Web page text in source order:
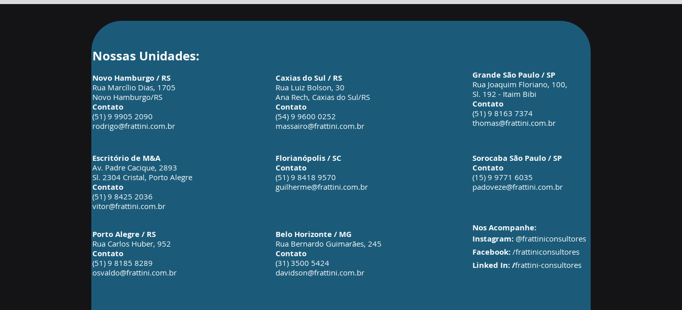
Nossas Unidades:
Novo Hamburgo / RS
Rua Marcílio Dias, 1705
Novo Hamburgo/RS
Contato
(51) 9 9905 2090
rodrigo@frattini.com.br
Escritório de M&A
Av. Padre Cacique, 2893
Sl. 2304 Cristal, Porto Alegre
Contato
(51) 9 8425 2036
vitor@frattini.com.br
Porto Alegre / RS
Rua Carlos Huber, 952
Contato
(51) 9 8185 8289
osvaldo@frattini.com.br
Caxias do Sul / RS
Rua Luiz Bolson, 30
Ana Rech, Caxias do Sul/RS
Contato
(54) 9 9600 0252
massairo@frattini.com.br
Florianópolis / SC
Contato
(51) 9 8418 9570
guilherme@frattini.com.br
Belo Horizonte / MG
Rua Bernardo Guimarães, 245
Contato
(31) 3500 5424
davidson@frattini.com.br
Grande São Paulo / SP
Rua Joaquim Floriano, 100,
Sl. 192 - Itaim Bibi
Contato
(51) 9 8163 7374
thomas@frattini.com.br
Sorocaba São Paulo / SP
Contato
(15) 9 9771 6035
padoveze@frattini.com.br
Nos Acompanhe:
Instagram: @frattiniconsultores
Facebook: /frattiniconsultores
Linked In:/frattini-consultores